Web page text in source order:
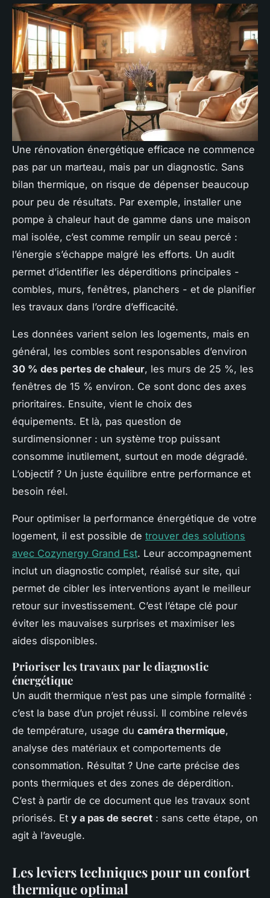
Une rénovation énergétique efficace ne commence
pas par un marteau, mais par un diagnostic. Sans
bilan thermique, on risque de dépenser beaucoup
pour peu de résultats. Par exemple, installer une
pompe à chaleur haut de gamme dans une maison
mal isolée, c’est comme remplir un seau percé :
l’énergie s’échappe malgré les efforts. Un audit
permet d’identifier les déperditions principales -
combles, murs, fenêtres, planchers - et de planifier
les travaux dans l’ordre d’efficacité.
Les données varient selon les logements, mais en
général, les combles sont responsables d’environ
30 % des pertes de chaleur, les murs de 25 %, les
fenêtres de 15 % environ. Ce sont donc des axes
prioritaires. Ensuite, vient le choix des
équipements. Et là, pas question de
surdimensionner : un système trop puissant
consomme inutilement, surtout en mode dégradé.
L’objectif ? Un juste équilibre entre performance et
besoin réel.
Pour optimiser la performance énergétique de votre
logement, il est possible de trouver des solutions
avec Cozynergy Grand Est. Leur accompagnement
inclut un diagnostic complet, réalisé sur site, qui
permet de cibler les interventions ayant le meilleur
retour sur investissement. C’est l’étape clé pour
éviter les mauvaises surprises et maximiser les
aides disponibles.
Prioriser les travaux par le diagnostic
énergétique
Un audit thermique n’est pas une simple formalité :
c’est la base d’un projet réussi. Il combine relevés
de température, usage du caméra thermique,
analyse des matériaux et comportements de
consommation. Résultat ? Une carte précise des
ponts thermiques et des zones de déperdition.
C’est à partir de ce document que les travaux sont
priorisés. Et y a pas de secret : sans cette étape, on
agit à l’aveugle.
Les leviers techniques pour un confort
thermique optimal